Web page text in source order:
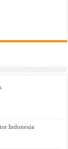
Indonesia